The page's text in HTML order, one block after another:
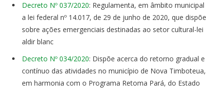
Decreto Nº 037/2020: Regulamenta, em âmbito municipal
a lei federal nº 14.017, de 29 de junho de 2020, que dispõe
sobre ações emergenciais destinadas ao setor cultural-lei
aldir blanc
Decreto Nº 034/2020: Dispõe acerca do retorno gradual e
contínuo das atividades no município de Nova Timboteua,
em harmonia com o Programa Retoma Pará, do Estado